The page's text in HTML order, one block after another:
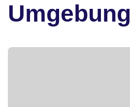
Umgebung